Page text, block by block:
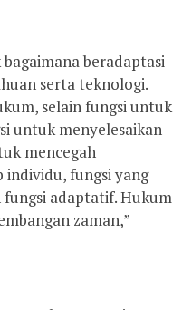
beradaptasi
serta teknologi.
selain fungsi untuk
untuk menyelesaikan
mencegah
individu, fungsi yang
adaptatif. Hukum
zaman,”